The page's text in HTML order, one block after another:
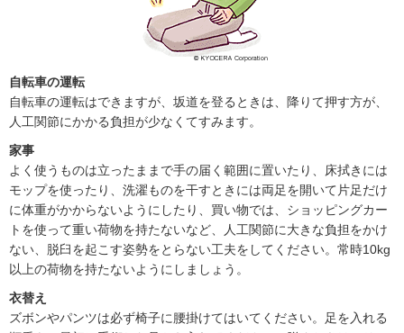
自転車の運転
自転車の運転はできますが、坂道を登るときは、降りて押す方が、
人工関節にかかる負担が少なくてすみます。
家事
よく使うものは立ったままで手の届く範囲に置いたり、床拭きには
モップを使ったり、洗濯ものを干すときには両足を開いて片足だけ
に体重がかからないようにしたり、買い物では、ショッピングカー
トを使って重い荷物を持たないなど、人工関節に大きな負担をかけ
ない、脱臼を起こす姿勢をとらない工夫をしてください。常時10kg
以上の荷物を持たないようにしましょう。
衣替え
ズボンやパンツは必ず椅子に腰掛けてはいてください。足を入れる